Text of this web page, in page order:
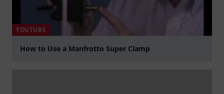
YOUTUBE
How to Use a Manfrotto Super Clamp